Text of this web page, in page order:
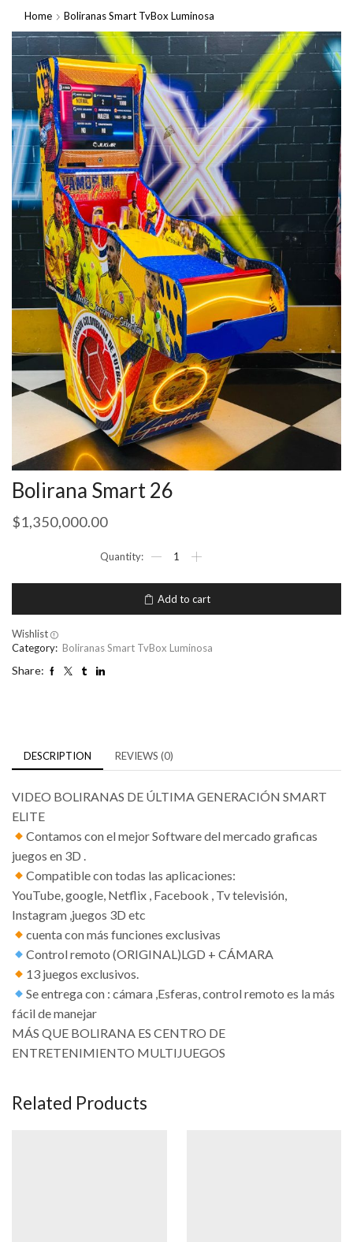
Home Boliranas Smart TvBox Luminosa
Bolirana Smart 26
$1,350,000.00
Add to cart
Wishlist
Category: Boliranas Smart TvBox Luminosa
Share:
DESCRIPTION REVIEWS (0)
VIDEO BOLIRANAS DE ÚLTIMA GENERACIÓN SMART
ELITE
Contamos con el mejor Software del mercado graficas
juegos en 3D .
Compatible con todas las aplicaciones:
YouTube, google, Netflix , Facebook , Tv televisión,
Instagram ,juegos 3D etc
cuenta con más funciones exclusivas
Control remoto (ORIGINAL)LGD + CÁMARA
13 juegos exclusivos.
Se entrega con : cámara ,Esferas, control remoto es la más
fácil de manejar
MÁS QUE BOLIRANA ES CENTRO DE
ENTRETENIMIENTO MULTIJUEGOS
Related Products